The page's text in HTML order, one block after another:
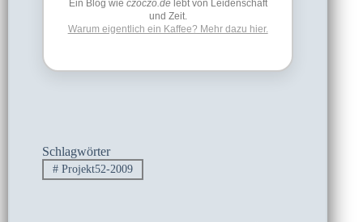
Ein Blog wie czoczo.delebt von Leidenschaft
und Zeit.
Warum eigentlich ein Kaffee? Mehr dazu hier.
Schlagwörter
#Projekt52-2009